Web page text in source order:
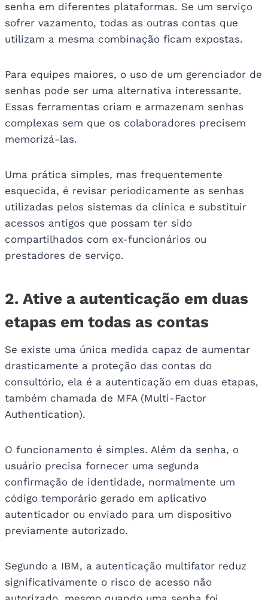
senha em diferentes plataformas. Se um serviço
sofrer vazamento, todas as outras contas que
utilizam a mesma combinação ficam expostas.
Para equipes maiores, o uso de um gerenciador de
senhas pode ser uma alternativa interessante.
Essas ferramentas criam e armazenam senhas
complexas sem que os colaboradores precisem
memorizá-las.
Uma prática simples, mas frequentemente
esquecida, é revisar periodicamente as senhas
utilizadas pelos sistemas da clínica e substituir
acessos antigos que possam ter sido
compartilhados com ex-funcionários ou
prestadores de serviço.
2. Ative a autenticação em duas
etapas em todas as contas
Se existe uma única medida capaz de aumentar
drasticamente a proteção das contas do
consultório, ela é a autenticação em duas etapas,
também chamada de MFA (Multi-Factor
Authentication).
O funcionamento é simples. Além da senha, o
usuário precisa fornecer uma segunda
confirmação de identidade, normalmente um
código temporário gerado em aplicativo
autenticador ou enviado para um dispositivo
previamente autorizado.
Segundo a IBM, a autenticação multifator reduz
significativamente o risco de acesso não